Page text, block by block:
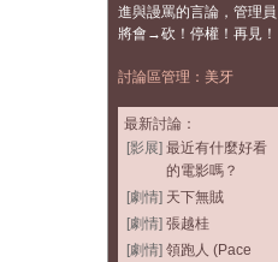
進與謾罵的言論，管理員
將會→砍！停權！再見！
討論區管理：美牙
最新討論：
[影展] 最近有什麼好看
的電影嗎？
[劇情] 天下無賊
[劇情] 張越桂
[劇情] 領跑人 (Pace